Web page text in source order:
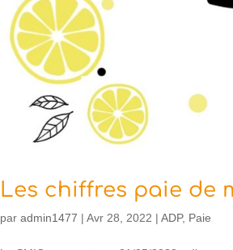
Les chiffres paie de
paradmin1477 |Avr 28, 2022 |ADP, Paie